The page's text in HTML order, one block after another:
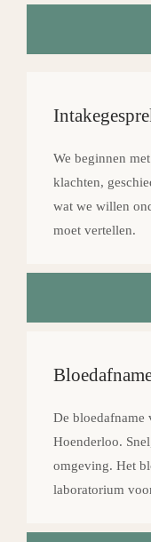
We beginnen
klachten,
wat we willen
moet vertellen.
De
Hoenderloo.
omgeving. Het
laboratorium